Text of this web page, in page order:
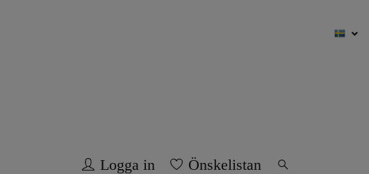
Logga in Önskelistan